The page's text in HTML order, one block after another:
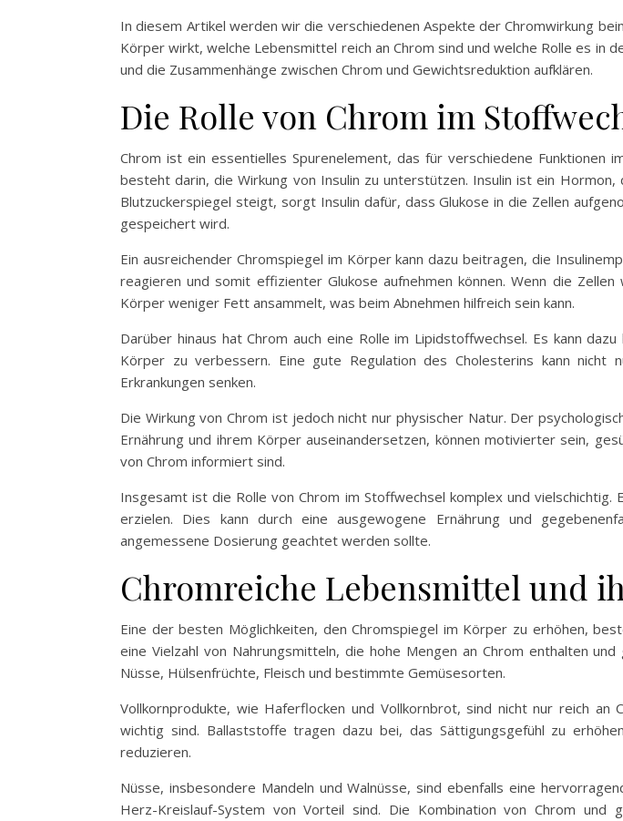
In diesem Artikel werden wir die verschiedenen Aspekte der Chromwirkung
Körper wirkt, welche Lebensmittel reich an Chrom sind und welche Rolle es in
und die Zusammenhänge zwischen Chrom und Gewichtsreduktion aufklären.
Die Rolle von Chrom im
Chrom ist ein essentielles Spurenelement, das für verschiedene Funktionen
besteht darin, die Wirkung von Insulin zu unterstützen. Insulin ist ein
Blutzuckerspiegel steigt, sorgt Insulin dafür, dass Glukose in die Zellen
gespeichert wird.
Ein ausreichender Chromspiegel im Körper kann dazu beitragen, die
reagieren und somit effizienter Glukose aufnehmen können. Wenn die
Körper weniger Fett ansammelt, was beim Abnehmen hilfreich sein kann.
Darüber hinaus hat Chrom auch eine Rolle im Lipidstoffwechsel. Es kann
Körper zu verbessern. Eine gute Regulation des Cholesterins kann nicht
Erkrankungen senken.
Die Wirkung von Chrom ist jedoch nicht nur physischer Natur. Der
Ernährung und ihrem Körper auseinandersetzen, können motivierter sein,
von Chrom informiert sind.
Insgesamt ist die Rolle von Chrom im Stoffwechsel komplex und
erzielen. Dies kann durch eine ausgewogene Ernährung und
angemessene Dosierung geachtet werden sollte.
Chromreiche Lebensmittel und
Eine der besten Möglichkeiten, den Chromspiegel im Körper zu erhöhen,
eine Vielzahl von Nahrungsmitteln, die hohe Mengen an Chrom enthalten
Nüsse, Hülsenfrüchte, Fleisch und bestimmte Gemüsesorten.
Vollkornprodukte, wie Haferflocken und Vollkornbrot, sind nicht nur reich
wichtig sind. Ballaststoffe tragen dazu bei, das Sättigungsgefühl zu
reduzieren.
Nüsse, insbesondere Mandeln und Walnüsse, sind ebenfalls eine
Herz-Kreislauf-System von Vorteil sind. Die Kombination von Chrom